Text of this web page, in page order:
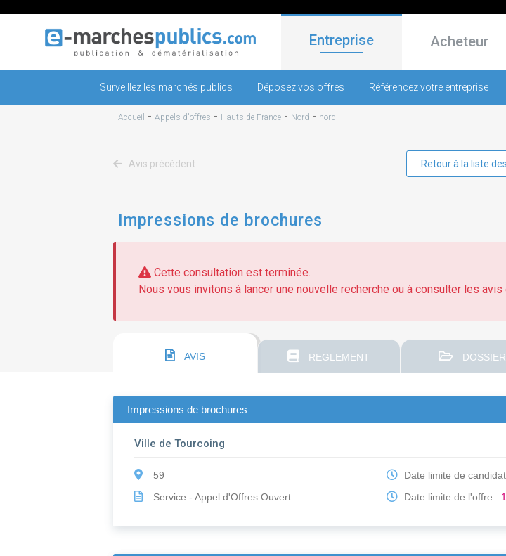
Entreprise Acheteur
Surveillez les marchés publics Déposez vos offres Référencez votre entreprise
Accueil - Appels d'offres - Hauts-de-France - Nord - nord
Avis précédent Retour à la liste
Impressions de brochures
Cette consultation est terminée.
Nous vous invitons à lancer une nouvelle recherche ou à consulter les
AVIS REGLEMENT DOSSIER
Impressions de brochures
Ville de Tourcoing
59
Service - Appel d'Offres Ouvert
Date limite de
Date limite de l'offre :